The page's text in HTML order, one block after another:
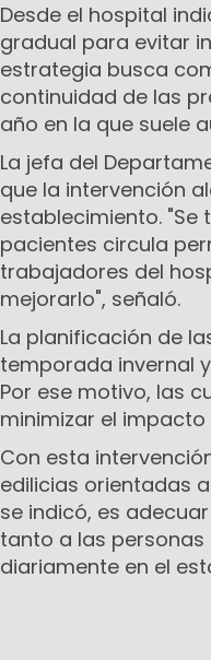
Desde el hospital
gradual para evitar
estrategia busca
continuidad de las
año en la que suele
La jefa del
que la intervención
establecimiento.
pacientes circula
trabajadores del
mejorarlo", señaló.
La planificación de
temporada invernal
Por ese motivo, las
minimizar el
Con esta
edilicias orientadas
se indicó, es
tanto a las
diariamente en el